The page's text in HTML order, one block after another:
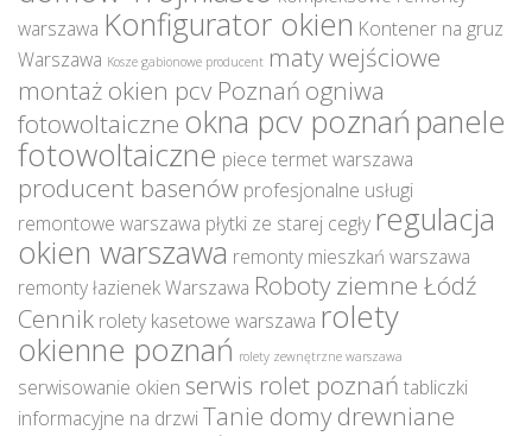
warszawa Konfigurator okien Kontener na gruz
Warszawa Kosze gabionowe producent maty wejściowe
montaż okien pcv Poznań ogniwa
fotowoltaiczne okna pcv poznań panele
fotowoltaiczne piece termet warszawa
producent basenów profesjonalne usługi
remontowe warszawa płytki ze starej cegły regulacja
okien warszawa remonty mieszkań warszawa
remonty łazienek Warszawa Roboty ziemne Łódź
Cennik rolety kasetowe warszawa rolety
okienne poznań rolety zewnętrzne warszawa
serwisowanie okien serwis rolet poznań tabliczki
informacyjne na drzwiTanie domy drewniane